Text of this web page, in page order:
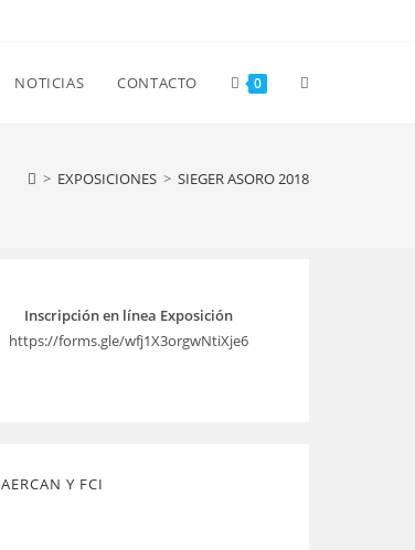
NOTICIAS CONTACTO 0 Alternar
> EXPOSICIONES > SIEGER ASORO 2018
Inscripción en línea Exposición
https://forms.gle/wfj1X3orgwNtiXje6
AERCAN Y FCI